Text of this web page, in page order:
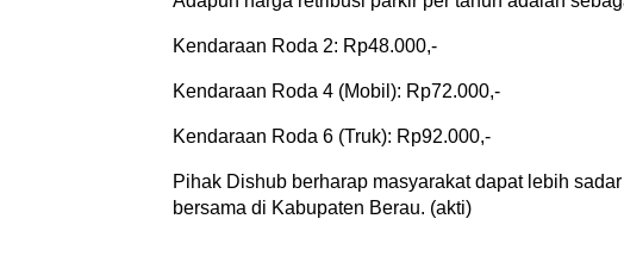
Kendaraan Roda 2: Rp48.000,-
Kendaraan Roda 4 (Mobil): Rp72.000,-
Kendaraan Roda 6 (Truk): Rp92.000,-
Pihak Dishub berharap masyarakat dapat lebih
bersama di Kabupaten Berau. (akti)